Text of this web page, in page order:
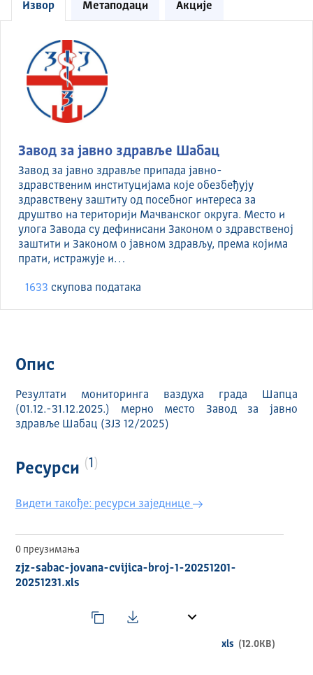
Извор Метаподаци Акције
Завод за јавно здравље Шабац
Завод за јавно здравље припада јавно-
здравственим институцијама које обезбеђују
здравствену заштиту од посебног интереса за
друштво на територији Мачванског округа. Место и
улога Завода су дефинисани Законом о здравственој
заштити и Законом о јавном здрављу, према којима
прати, истражује и…
1633 скуповa података
Опис
Резултати мониторинга ваздуха града Шапца
(01.12.-31.12.2025.) мерно место Завод за јавно
здравље Шабац (ЗЈЗ 12/2025)
Ресурси 1
Видети такође: ресурси заједнице
0 преузимања
zjz-sabac-jovana-cvijica-broj-1-20251201-
20251231.xls
xls (12.0KB)